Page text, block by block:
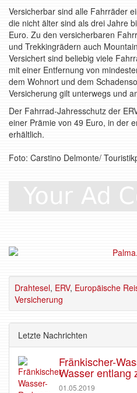
Versicherbar sind alle Fahrräder
die nicht älter sind als drei Jahre
Euro. Zu den versicherbaren
und Trekkingrädern auch
Versichert sind beliebig viele
mit einer Entfernung von
dem Wohnort und dem
Versicherung gilt unterwegs und
Der Fahrrad-Jahresschutz der
einer Prämie von 49 Euro, in der
erhältlich.
Foto: Carstino Delmonte/
Drahtesel, ERV, Europäische
Versicherung
Letzte Nachrichten
Fränkischer-
Wasser entlang
01.05.2019